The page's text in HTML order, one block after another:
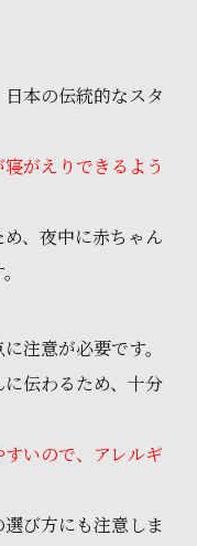
本の伝統的なスタ
がえりできるよう
、夜中に赤ちゃん
注意が必要です。
伝わるため、十分
いので、アレルギ
び方にも注意しま